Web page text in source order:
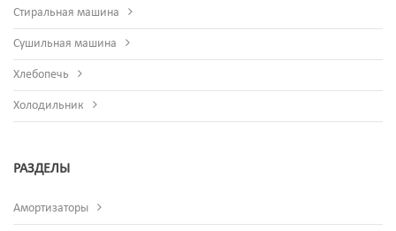
Стиральная машина
Сушильная машина
Хлебопечь
Холодильник
РАЗДЕЛЫ
Амортизаторы